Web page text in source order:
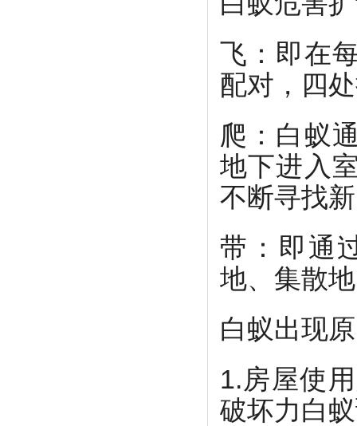
飞：即在
配对，四
爬：白蚁
地下进入
不断寻找
带：即通
地、集散
白蚁出现
1.房屋使
破坏力白